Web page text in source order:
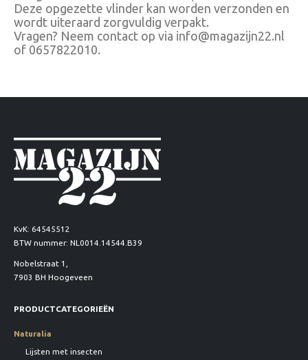
Deze opgezette vlinder kan worden verzonden en
wordt uiteraard zorgvuldig verpakt.
Vragen? Neem contact op via info@magazijn22.nl
of 0657822010.
KvK: 64545512
BTW nummer: NL0014.14544.B39
Nobelstraat 1,
7903 BH Hoogeveen
PRODUCTCATEGORIEËN
Naturalia
Lijsten met insecten